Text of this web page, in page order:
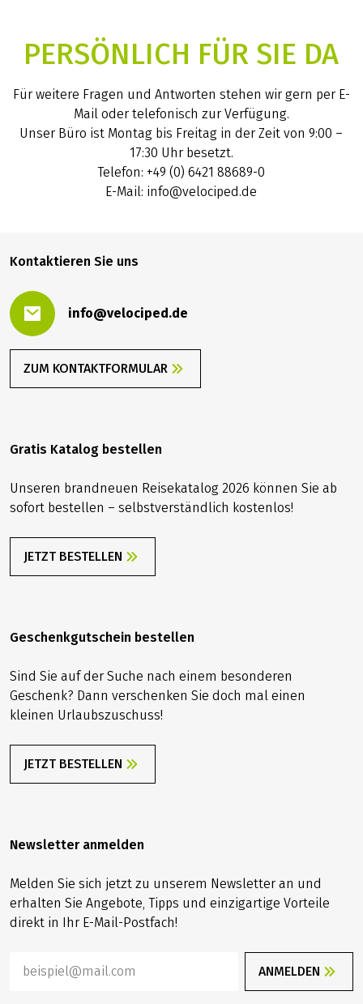
PERSÖNLICH FÜR SIE DA
Für weitere Fragen und Antworten stehen wir gern per E-
Mail oder telefonisch zur Verfügung.
Unser Büro ist Montag bis Freitag in der Zeit von 9:00 –
17:30 Uhr besetzt.
Telefon: +49 (0) 6421 88689-0
E-Mail: info@velociped.de
Kontaktieren Sie uns
info@velociped.de
ZUM KONTAKTFORMULAR
Gratis Katalog bestellen
Unseren brandneuen Reisekatalog 2026 können Sie ab
sofort bestellen – selbstverständlich kostenlos!
JETZT BESTELLEN
Geschenkgutschein bestellen
Sind Sie auf der Suche nach einem besonderen
Geschenk? Dann verschenken Sie doch mal einen
kleinen Urlaubszuschuss!
JETZT BESTELLEN
Newsletter anmelden
Melden Sie sich jetzt zu unserem Newsletter an und
erhalten Sie Angebote, Tipps und einzigartige Vorteile
direkt in Ihr E-Mail-Postfach!
ANMELDEN